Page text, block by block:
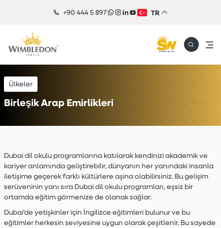
+90 444 5 897 TR
Ülkeler
Birleşik Arap Emirlikleri
Dubai dil okulu programlarına katılarak kendinizi akademik ve
kariyer anlamında geliştirebilir, dünyanın her yanındaki insanla
iletişime geçerek farklı kültürlere aşina olabilirsiniz. Bu gelişim
serüveninin yanı sıra Dubai dil okulu programları, eşsiz bir
ortamda eğitim görmenize de olanak sağlar.
Dubai’de yetişkinler için İngilizce eğitimleri bulunur ve bu
eğitimler herkesin seviyesine uygun olarak çeşitlenir. Bu sayede